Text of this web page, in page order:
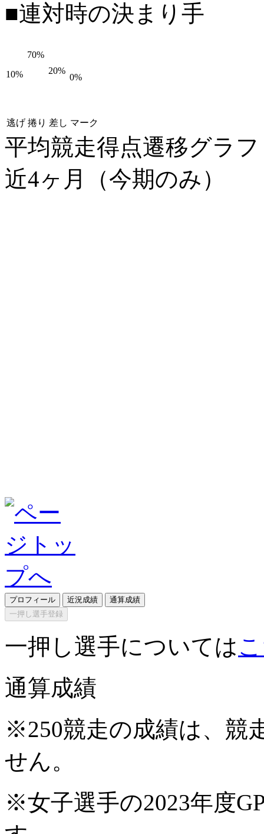
■連対時の決まり手
10%
70%
20%
0%
逃げ 捲り 差し マーク
平均競走得点遷移グラ
近4ヶ月（今期のみ）
プロフィール 近況成績
通算成績
一押し選手登録
一押し選手については
通算成績
※250競走の成績は、競
せん。
※女子選手の2023年度